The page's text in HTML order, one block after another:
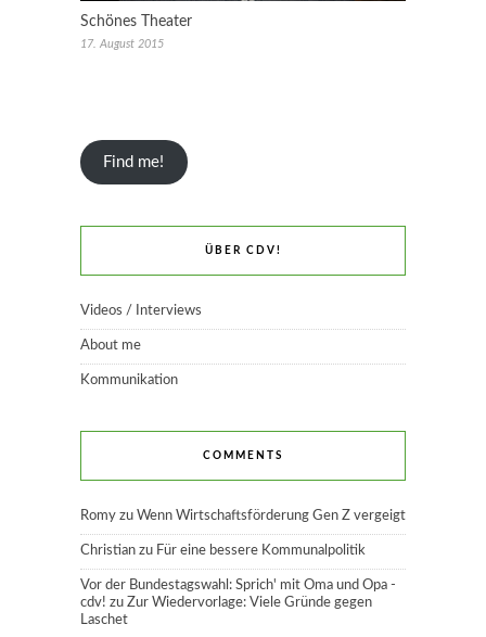
Schönes Theater
17. August 2015
Find me!
ÜBER CDV!
Videos / Interviews
About me
Kommunikation
COMMENTS
Romy zu Wenn Wirtschaftsförderung Gen Z vergeigt
Christian zu Für eine bessere Kommunalpolitik
Vor der Bundestagswahl: Sprich' mit Oma und Opa -
cdv! zu Zur Wiedervorlage: Viele Gründe gegen
Laschet